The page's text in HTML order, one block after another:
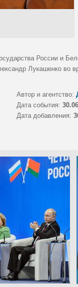
России и
Лукашенко во
Автор и агентство:
Дата события:
Дата добавления: